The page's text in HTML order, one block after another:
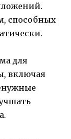
способных
для
включая